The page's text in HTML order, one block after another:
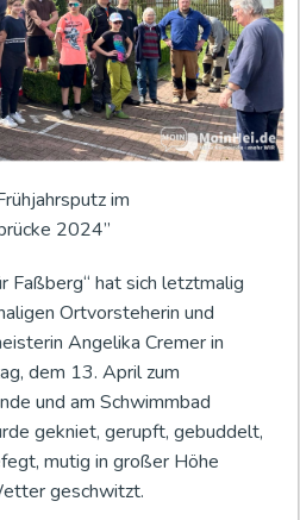
im
2024”
Faßberg“ hat sich letztmalig
Ortvorsteherin und
Angelika Cremer in
dem 13. April zum
und am Schwimmbad
gekniet, gerupft, gebuddelt,
mutig in großer Höhe
geschwitzt.